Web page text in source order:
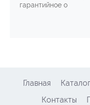
гарантийное о
Главная
Контакты